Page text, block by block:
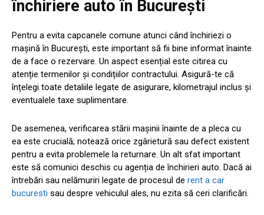
închiriere auto în București
Pentru a evita capcanele comune atunci când închiriezi o
mașină în București, este important să fii bine informat înainte
de a face o rezervare. Un aspect esențial este citirea cu
atenție termenilor și condițiilor contractului. Asigură-te că
înțelegi toate detaliile legate de asigurare, kilometrajul inclus și
eventualele taxe suplimentare.
De asemenea, verificarea stării mașinii înainte de a pleca cu
ea este crucială; notează orice zgârietură sau defect existent
pentru a evita problemele la returnare. Un alt sfat important
este să comunici deschis cu agenția de închirieri auto. Dacă ai
întrebări sau nelămuriri legate de procesul de rent a car
bucuresti sau despre vehiculul ales, nu ezita să ceri clarificări.